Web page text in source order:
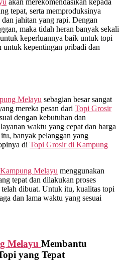
akan merekomendasikan kepada
tepat, serta memproduksinya
jahitan yang rapi. Dengan
maka tidah heran banyak sekali
keperluannya baik untuk topi
untuk kepentingan pribadi dan
Melayu sebagian besar sangat
mereka pesan dari Topi Grosir
dengan kebutuhan dan
waktu yang cepat dan harga
banyak pelanggan yang
di Topi Grosir di Kampung
Kampung Melayu menggunakan
tepat dan dilakukan proses
dibuat. Untuk itu, kualitas topi
dan lama waktu yang sesuai
Melayu Membantu
yang Tepat